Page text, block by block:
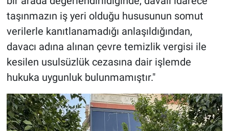
taşınmazın iş yeri olduğu hususunun somut
verilerle kanıtlanamadığı anlaşıldığından,
davacı adına alınan çevre temizlik vergisi ile
kesilen usulsüzlük cezasına dair işlemde
hukuka uygunluk bulunmamıştır."